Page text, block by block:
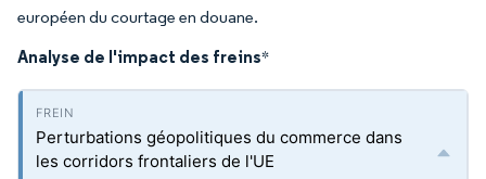
européen du courtage en douane.
Analyse de l'impact des freins*
Perturbations géopolitiques du commerce dans
les corridors frontaliers de l'UE